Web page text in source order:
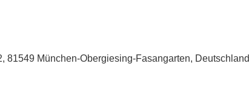
81549 München-Obergiesing-Fasangarten, Deutschland